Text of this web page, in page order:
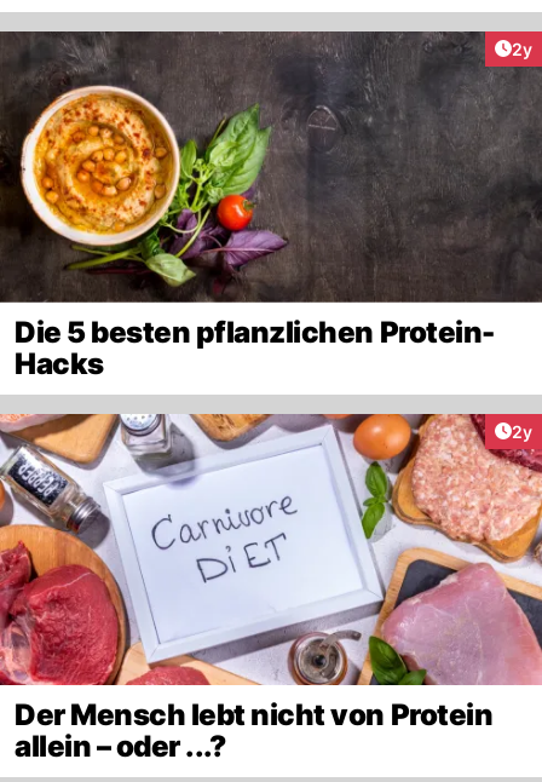
2y
Die 5 besten pflanzlichen Protein-
Hacks
2y
Der Mensch lebt nicht von Protein
allein – oder ...?